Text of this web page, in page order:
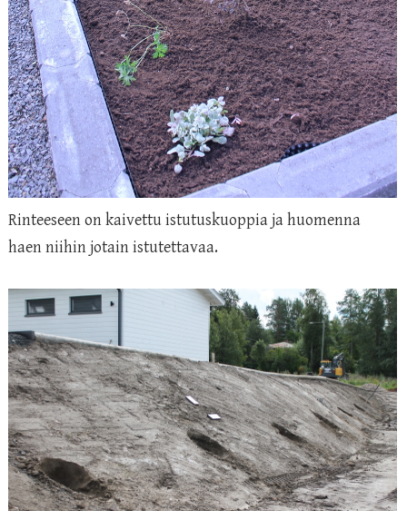
Rinteeseen on kaivettu istutuskuoppia ja huomenna
haen niihin jotain istutettavaa.